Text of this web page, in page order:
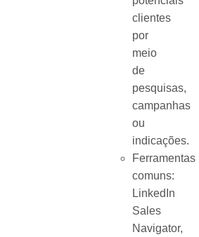
clientes
por
meio
de
pesquisas,
campanhas
ou
indicações.
Ferramentas
comuns:
LinkedIn
Sales
Navigator,